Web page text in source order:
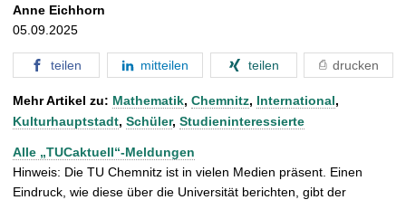
Anne Eichhorn
05.09.2025
teilen mitteilen teilen drucken
Mehr Artikel zu: Mathematik, Chemnitz, International,
Kulturhauptstadt, Schüler, Studieninteressierte
Alle „TUCaktuell“-Meldungen
Hinweis: Die TU Chemnitz ist in vielen Medien präsent. Einen
Eindruck, wie diese über die Universität berichten, gibt der